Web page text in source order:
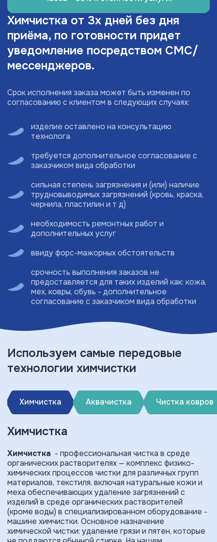
Химчистка от 3х дней без дня
приёма, по готовности придет
уведомление посредством СМС/
мессенджеров.
Срок исполнения заказа может быть изменен по
согласованию с клиентом в следующих случаях:
изделие оставлено на консультацию
технолога
требуется дополнительное согласование с
заказчиком вида обработки
сильная степень загрязнения и (или) наличие
трудновыводимых загрязнений (кровь, краска,
чернила, пластилин и т д)
необходимость ремонтных работ и
дополнительных услуг
ввиду форс-мажорных обстоятельств
срочность выполнения заказов не
предоставляется для таких изделий как: кожа,
мех, ковры, обувь - дополнительное
согласование с заказчиком вида обработки
Используем самые передовые
технологии химчистки
Химчистка Аквачистка Чистка ковров
Химчистка
Химчистка - профессиональная чистка в среде
органических растворителях — комплекс физико-
химических процессов чистки для различных групп
материалов, текстиля, включая натуральные кожи и
меха обеспечивающих удаление загрязнений с
изделий в среде органических растворителей
(кроме воды) в специализированном оборудование -
машине химчистки. Основное назначение
химической чистки: удаление грязи и пятен, которые